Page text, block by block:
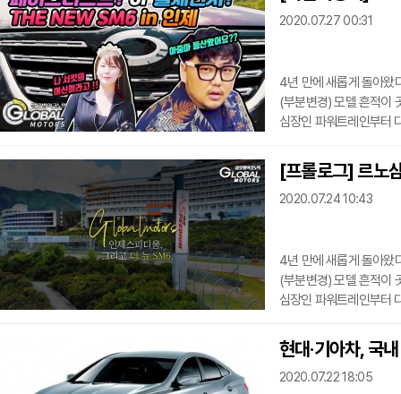
주행 안전성과 편의성을
2020.07.27 00:31
4년 만에 새롭게 돌아왔
(부분변경) 모델 흔적이
심장인 파워트레인부터
그동안 제기된 각종의
(자동차 무게를 받쳐 주
받아온 SM6가 환골탈
[프롤로그] 르노
2020.07.24 10:43
4년 만에 새롭게 돌아왔
(부분변경) 모델 흔적이
심장인 파워트레인부터
인제스피드움 서킷(경주
자동차 기자단을 인제
일반 공도 주행으로 나
현대·기아차, 국
2020.07.22 18:05